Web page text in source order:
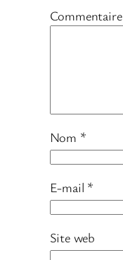
Commentaire
Nom *
E-mail *
Site web